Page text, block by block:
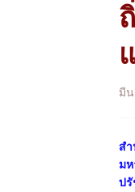
มีน
ส
ม
ปรั